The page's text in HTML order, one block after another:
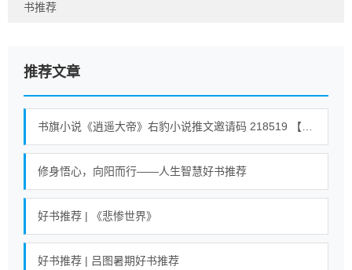
书推荐
推荐文章
修身悟心，向阳而行——人生智慧好书推荐
好书推荐 | 《悲惨世界》
好书推荐 | 吕图暑期好书推荐